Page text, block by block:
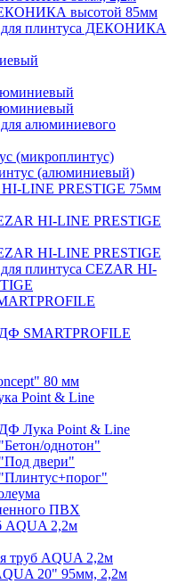
высотой 85мм
для плинтуса ДЕКОНИКА
алюминиевого
(микроплинтус)
(алюминиевый)
LINE PRESTIGE 75мм
HI-LINE PRESTIGE
HI-LINE PRESTIGE
плинтуса CEZAR HI-
SMARTPROFILE
80 мм
Point & Line
Лука Point & Line
однотон"
двери"
ПВХ
AQUA 2,2м
труб AQUA 2,2м
20" 95мм, 2,2м